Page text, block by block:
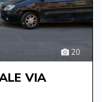
20
VIA